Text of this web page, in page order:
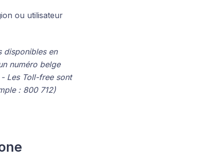
ou utilisateur
disponibles en
numéro belge
Les Toll-free sont
: 800 712)